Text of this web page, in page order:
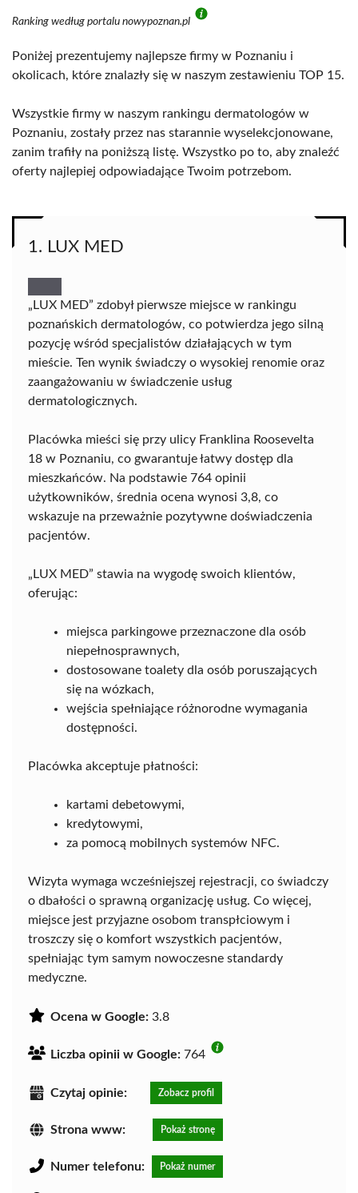
Ranking według portalu nowypoznan.pl
Poniżej prezentujemy najlepsze firmy w Poznaniu i
okolicach, które znalazły się w naszym zestawieniu TOP 15.
Wszystkie firmy w naszym rankingu dermatologów w
Poznaniu, zostały przez nas starannie wyselekcjonowane,
zanim trafiły na poniższą listę. Wszystko po to, aby znaleźć
oferty najlepiej odpowiadające Twoim potrzebom.
1. LUX MED
„LUX MED” zdobył pierwsze miejsce w rankingu
poznańskich dermatologów, co potwierdza jego silną
pozycję wśród specjalistów działających w tym
mieście. Ten wynik świadczy o wysokiej renomie oraz
zaangażowaniu w świadczenie usług
dermatologicznych.
Placówka mieści się przy ulicy Franklina Roosevelta
18 w Poznaniu, co gwarantuje łatwy dostęp dla
mieszkańców. Na podstawie 764 opinii
użytkowników, średnia ocena wynosi 3,8, co
wskazuje na przeważnie pozytywne doświadczenia
pacjentów.
„LUX MED” stawia na wygodę swoich klientów,
oferując:
miejsca parkingowe przeznaczone dla osób
niepełnosprawnych,
dostosowane toalety dla osób poruszających
się na wózkach,
wejścia spełniające różnorodne wymagania
dostępności.
Placówka akceptuje płatności:
kartami debetowymi,
kredytowymi,
za pomocą mobilnych systemów NFC.
Wizyta wymaga wcześniejszej rejestracji, co świadczy
o dbałości o sprawną organizację usług. Co więcej,
miejsce jest przyjazne osobom transpłciowym i
troszczy się o komfort wszystkich pacjentów,
spełniając tym samym nowoczesne standardy
medyczne.
Ocena w Google: 3.8
Liczba opinii w Google: 764
Czytaj opinie: Zobacz profil
Strona www: Pokaż stronę
Numer telefonu: Pokaż numer